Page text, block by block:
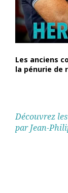
Les anciens
la pénurie de
Découvrez
par Jean-